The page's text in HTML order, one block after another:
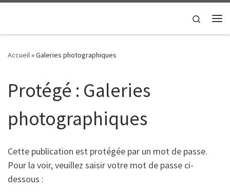
Search
Accueil»Galeries photographiques
Protégé : Galeries
photographiques
Cette publication est protégée par un mot de passe.
Pour la voir, veuillez saisir votre mot de passe ci-
dessous :